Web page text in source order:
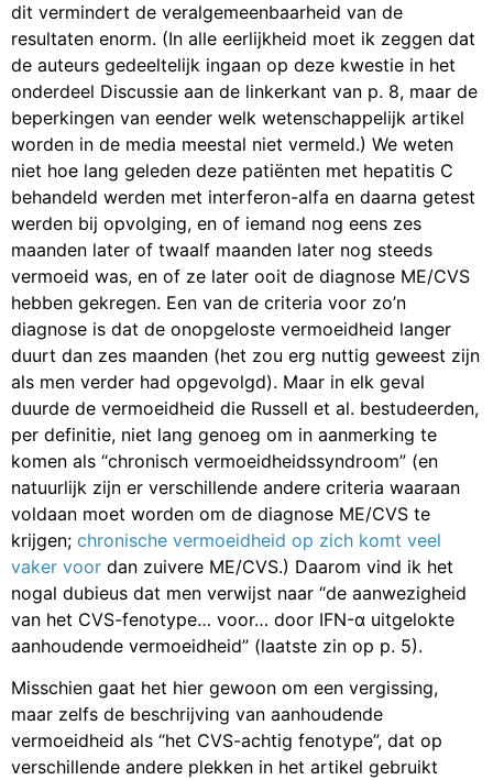
dit vermindert de veralgemeenbaarheid van de
resultaten enorm. (In alle eerlijkheid moet ik zeggen dat
de auteurs gedeeltelijk ingaan op deze kwestie in het
onderdeel Discussie aan de linkerkant van p. 8, maar de
beperkingen van eender welk wetenschappelijk artikel
worden in de media meestal niet vermeld.) We weten
niet hoe lang geleden deze patiënten met hepatitis C
behandeld werden met interferon-alfa en daarna getest
werden bij opvolging, en of iemand nog eens zes
maanden later of twaalf maanden later nog steeds
vermoeid was, en of ze later ooit de diagnose ME/CVS
hebben gekregen. Een van de criteria voor zo’n
diagnose is dat de onopgeloste vermoeidheid langer
duurt dan zes maanden (het zou erg nuttig geweest zijn
als men verder had opgevolgd). Maar in elk geval
duurde de vermoeidheid die Russell et al. bestudeerden,
per definitie, niet lang genoeg om in aanmerking te
komen als “chronisch vermoeidheidssyndroom” (en
natuurlijk zijn er verschillende andere criteria waaraan
voldaan moet worden om de diagnose ME/CVS te
krijgen; chronische vermoeidheid op zich komt veel
vaker voor dan zuivere ME/CVS.) Daarom vind ik het
nogal dubieus dat men verwijst naar “de aanwezigheid
van het CVS-fenotype… voor… door IFN-α uitgelokte
aanhoudende vermoeidheid” (laatste zin op p. 5).
Misschien gaat het hier gewoon om een vergissing,
maar zelfs de beschrijving van aanhoudende
vermoeidheid als “het CVS-achtig fenotype”, dat op
verschillende andere plekken in het artikel gebruikt